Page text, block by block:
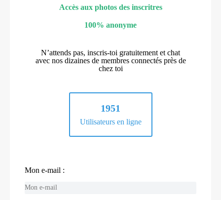
Accès aux photos des inscritres
100% anonyme
N’attends pas, inscris-toi gratuitement et chat
avec nos dizaines de membres connectés près de
chez toi
1951
Utilisateurs en ligne
Mon e-mail :